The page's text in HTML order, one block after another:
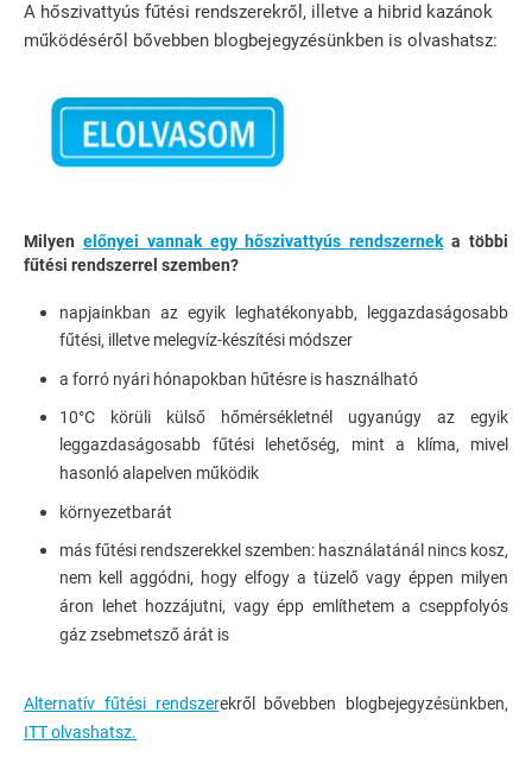
A hőszivattyús fűtési rendszerekről, illetve a hibrid kazánok
működéséről bővebben blogbejegyzésünkben is olvashatsz:
Milyen előnyei vannak egy hőszivattyús rendszerneka többi
fűtési rendszerrel szemben?
napjainkban az egyik leghatékonyabb, leggazdaságosabb
fűtési, illetve melegvíz-készítési módszer
a forró nyári hónapokban hűtésre is használható
10°C körüli külső hőmérsékletnél ugyanúgy az egyik
leggazdaságosabb fűtési lehetőség, mint a klíma, mivel
hasonló alapelven működik
környezetbarát
más fűtési rendszerekkel szemben: használatánál nincs kosz,
nem kell aggódni, hogy elfogy a tüzelő vagy éppen milyen
áron lehet hozzájutni, vagy épp említhetem a cseppfolyós
gáz zsebmetsző árát is
Alternatív fűtési rendszerekről bővebben blogbejegyzésünkben,
ITT olvashatsz.